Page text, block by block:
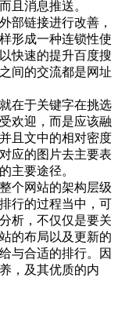
且消息推送。
部链接进行改善，
形成一种连锁性使
快速的提升百度搜
间的交流都是网址
在于关键字在挑选
欢迎，而是应该融
且文中的相对密度
应的图片去主要表
主要途径。
个网站的架构层级
行的过程当中，可
析，不仅仅是要关
的布局以及更新的
与合适的排行。因
，及其优质的内